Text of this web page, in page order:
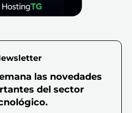
las novedades
del sector